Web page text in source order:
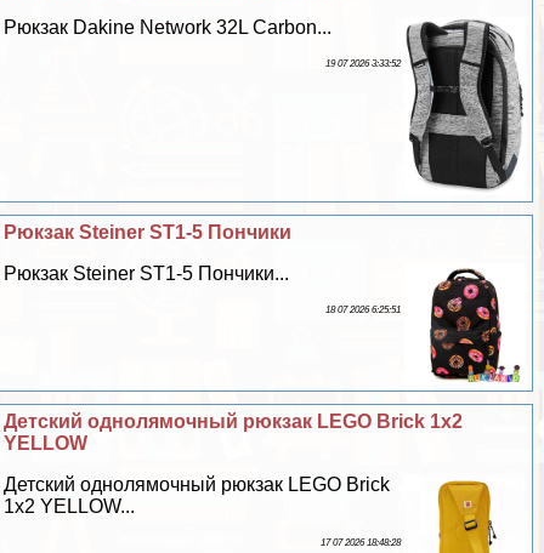
Рюкзак Dakine Network 32L Carbon...
19 07 2026 3:33:52
Рюкзак Steiner ST1-5 Пончики
Рюкзак Steiner ST1-5 Пончики...
18 07 2026 6:25:51
Детский однолямочный рюкзак LEGO Brick 1x2
YELLOW
Детский однолямочный рюкзак LEGO Brick
1x2 YELLOW...
17 07 2026 18:48:28